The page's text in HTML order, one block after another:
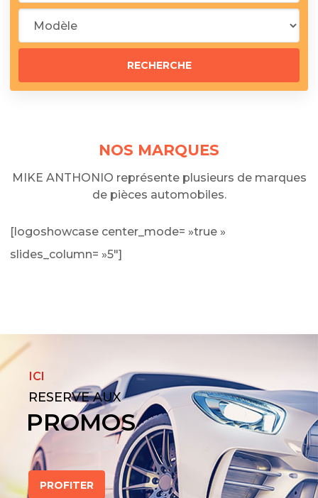
NOS MARQUES
MIKE ANTHONIO représente plusieurs de marques
de pièces automobiles.
[logoshowcase center_mode= »true »
slides_column= »5″]
ICI
RESERVE AUX
PROMOS
PROFITER